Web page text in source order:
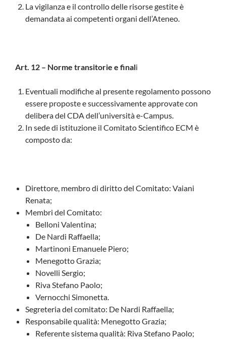
La vigilanza e il controllo delle risorse gestite è
demandata ai competenti organi dell’Ateneo.
Art. 12 – Norme transitorie e finali
Eventuali modifiche al presente regolamento possono
essere proposte e successivamente approvate con
delibera del CDA dell’università e-Campus.
In sede di istituzione il Comitato Scientifico ECM è
composto da:
Direttore, membro di diritto del Comitato: Vaiani
Renata;
Membri del Comitato:
Belloni Valentina;
De Nardi Raffaella;
Martinoni Emanuele Piero;
Menegotto Grazia;
Novelli Sergio;
Riva Stefano Paolo;
Vernocchi Simonetta.
Segreteria del comitato: De Nardi Raffaella;
Responsabile qualità: Menegotto Grazia;
Referente sistema qualità: Riva Stefano Paolo;